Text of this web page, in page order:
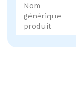
Nom
générique
produit